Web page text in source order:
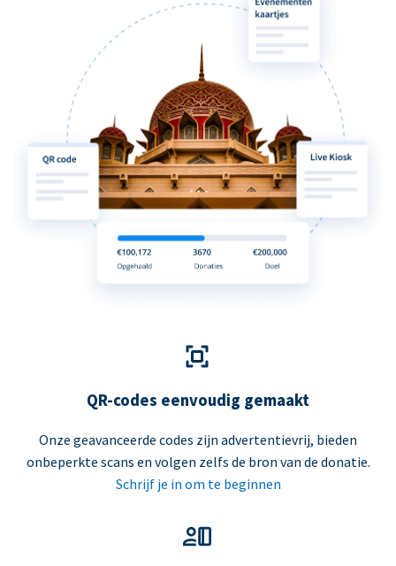
QR-codes eenvoudig gemaakt
Onze geavanceerde codes zijn advertentievrij, bieden
onbeperkte scans en volgen zelfs de bron van de donatie.
Schrijf je in om te beginnen